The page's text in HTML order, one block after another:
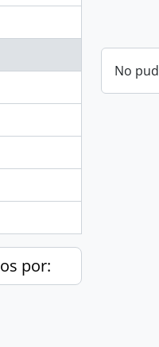
por:
No